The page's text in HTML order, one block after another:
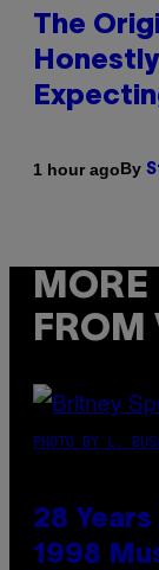
The
1 hour agoBy
MORE
FROM
PHOTO BY L.
28
1998